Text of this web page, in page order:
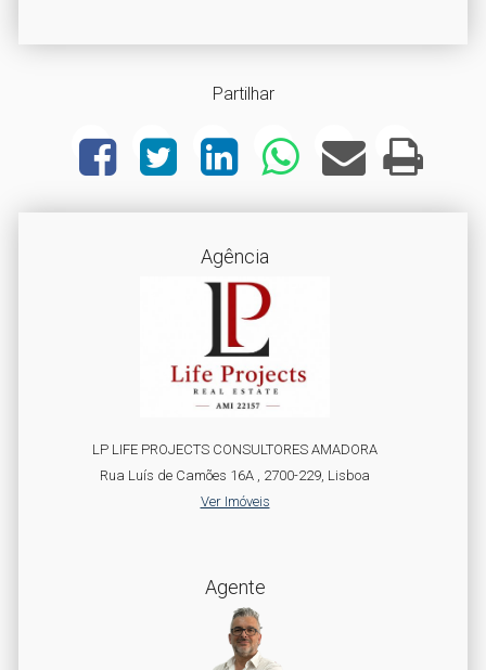
Partilhar
Agência
LP LIFE PROJECTS CONSULTORES AMADORA
Rua Luís de Camões 16A , 2700-229, Lisboa
Ver Imóveis
Agente